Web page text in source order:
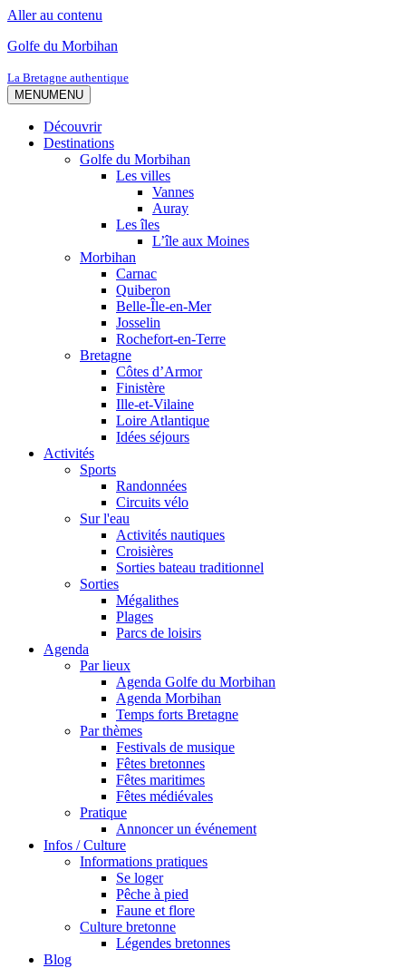
Aller au contenu
Golfe du Morbihan
La Bretagne authentique
MENUMENU
Découvrir
Destinations
Golfe du Morbihan
Les villes
Vannes
Auray
Les îles
L’île aux Moines
Morbihan
Carnac
Quiberon
Belle-Île-en-Mer
Josselin
Rochefort-en-Terre
Bretagne
Côtes d’Armor
Finistère
Ille-et-Vilaine
Loire Atlantique
Idées séjours
Activités
Sports
Randonnées
Circuits vélo
Sur l'eau
Activités nautiques
Croisières
Sorties bateau traditionnel
Sorties
Mégalithes
Plages
Parcs de loisirs
Agenda
Par lieux
Agenda Golfe du Morbihan
Agenda Morbihan
Temps forts Bretagne
Par thèmes
Festivals de musique
Fêtes bretonnes
Fêtes maritimes
Fêtes médiévales
Pratique
Annoncer un événement
Infos / Culture
Informations pratiques
Se loger
Pêche à pied
Faune et flore
Culture bretonne
Légendes bretonnes
Blog